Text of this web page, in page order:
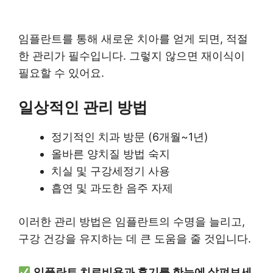
임플란트를 통해 새로운 치아를 얻게 되면, 적절
한 관리가 필수입니다. 그렇지 않으면 재이식이
필요할 수 있어요.
일상적인 관리 방법
정기적인 치과 방문 (6개월~1년)
올바른 양치질 방법 숙지
치실 및 구강세정기 사용
흡연 및 과도한 음주 자제
이러한 관리 방법은 임플란트의 수명을 늘리고,
구강 건강을 유지하는 데 큰 도움을 줄 것입니다.